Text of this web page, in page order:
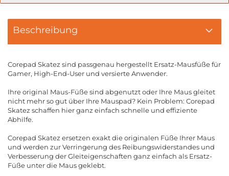
Beschreibung
Corepad Skatez sind passgenau hergestellt Ersatz-Mausfüße für
Gamer, High-End-User und versierte Anwender.
Ihre original Maus-Füße sind abgenutzt oder Ihre Maus gleitet
nicht mehr so gut über Ihre Mauspad? Kein Problem: Corepad
Skatez schaffen hier ganz einfach schnelle und effiziente
Abhilfe.
Corepad Skatez ersetzen exakt die originalen Füße Ihrer Maus
und werden zur Verringerung des Reibungswiderstandes und
Verbesserung der Gleiteigenschaften ganz einfach als Ersatz-
Füße unter die Maus geklebt.